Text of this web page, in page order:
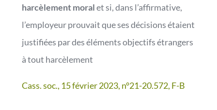
harcèlement moralet si, dans l’affirmative,
l’employeur prouvait que ses décisions étaient
justifiées par des éléments objectifs étrangers
à tout harcèlement
Cass. soc., 15 février 2023, n°21-20.572, F-B